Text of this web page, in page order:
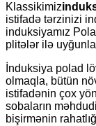
Klassikimiz
istifadə tərzinizi
induksiyamız
plitələr ilə
İnduksiya polad
olmaqla, bütün
istifadənin çox
sobaların
bişirmənin